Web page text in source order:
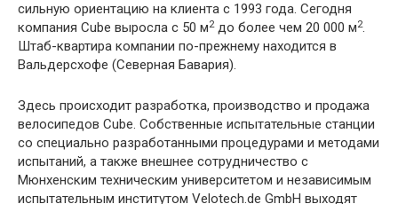
сильную ориентацию на клиента с 1993 года. Сегодня
компания Cube выросла с 50 м2до более чем 20 000 м2.
Штаб-квартира компании по-прежнему находится в
Вальдерсхофе (Северная Бавария).
Здесь происходит разработка, производство и продажа
велосипедов Cube. Собственные испытательные станции
со специально разработанными процедурами и методами
испытаний, а также внешнее сотрудничество с
Мюнхенским техническим университетом и независимым
испытательным институтом Velotech.de GmbH выходят